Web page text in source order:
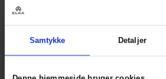
Samtykke Detaljer